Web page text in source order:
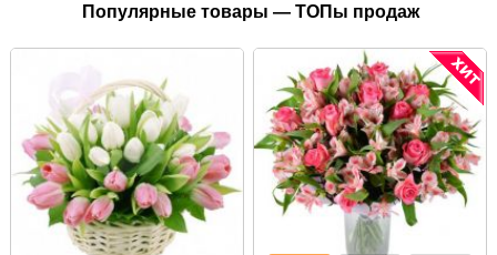
Популярные товары — ТОПы продаж